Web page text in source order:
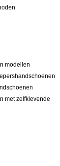
modellen
met zelfklevende